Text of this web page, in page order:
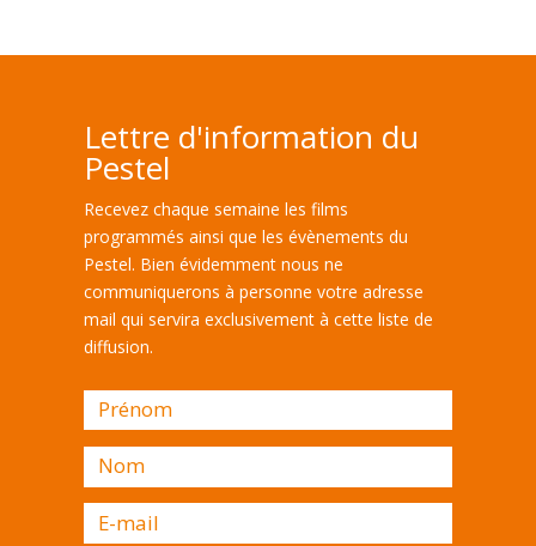
Lettre d'information du
Pestel
Recevez chaque semaine les films
programmés ainsi que les évènements du
Pestel. Bien évidemment nous ne
communiquerons à personne votre adresse
mail qui servira exclusivement à cette liste de
diffusion.